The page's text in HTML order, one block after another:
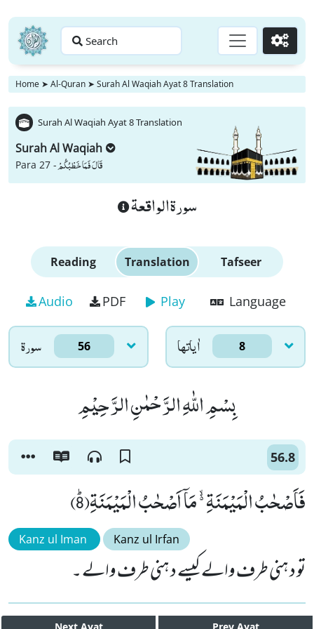
Search Go
Home ➤ Al-Quran ➤ Surah Al Waqiah Ayat 8 Translation
Surah Al Waqiah Ayat 8 Translation
Surah Al Waqiah
Para 27 -قَالَ فَمَا خَطْبُكُمْ
سورة الواقعة
Reading Translation Tafseer
Audio PDF Play Language
سورۃ 56 اٰياتها 8
بِسْمِ اللّٰهِ الرَّحْمٰنِ الرَّحِیْمِ
56.8
فَاَصْحٰبُ الْمَیْمَنَةِ ﳔ مَاۤ اَصْحٰبُ الْمَیْمَنَةِﭤ(8)
Kanz ul Iman Kanz ul Irfan
تو د ہنی طرف والے کیسے د ہنی طرف والے ۔